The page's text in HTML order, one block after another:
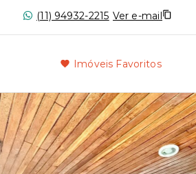
(11) 94932-2215 Ver e-mail
Imóveis Favoritos